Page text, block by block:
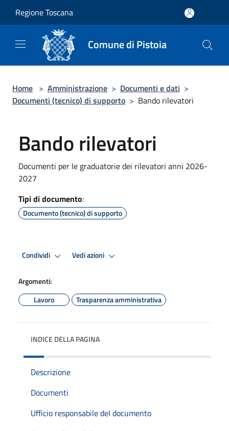
Regione Toscana
Comune di Pistoia
Home > Amministrazione > Documenti e dati >
Documenti (tecnico) di supporto > Bando rilevatori
Bando rilevatori
Documenti per le graduatorie dei rilevatori anni 2026-
2027
Tipi di documento:
Documento (tecnico) di supporto
Condividi Vedi azioni
Argomenti:
Lavoro
Trasparenza amministrativa
INDICE DELLA PAGINA
Descrizione
Documenti
Ufficio responsabile del documento